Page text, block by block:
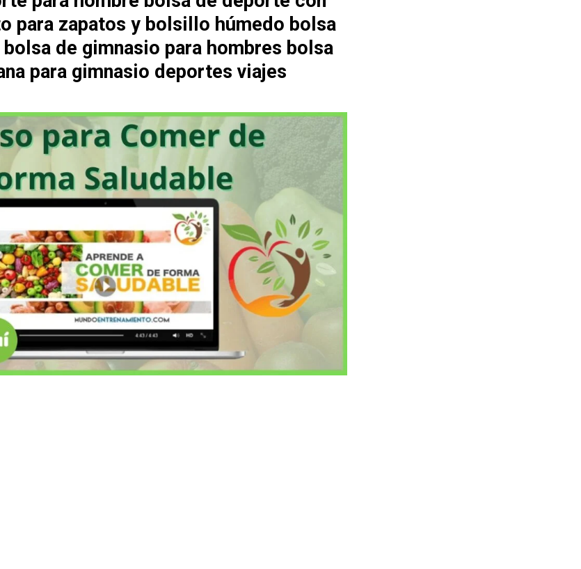
para zapatos y bolsillo húmedo bolsa
de gimnasio para hombres bolsa
para gimnasio deportes viajes